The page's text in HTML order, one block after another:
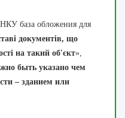
база обложения для
документів, що
на такий об'єкт»,
быть указано чем
– зданием или